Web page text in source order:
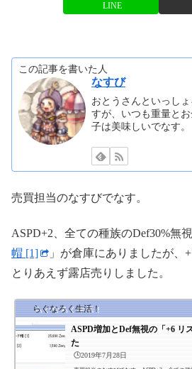
LINE
この記事を書いた人
なすび
おとうさんといっし
すが、いつも重量と
子は美味しいでなす。
売買担当のなすびでなす。
ASPD+2、全ての種族のDef30%無
帽 [1]
」が倉庫にありましたが、
とりあえず露店売りしました。
らぐなろく生活！
ASPD増加とDef無視の「+6 リ
た
🕒️2019年7月28日